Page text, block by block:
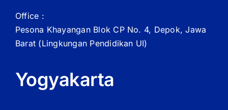
Office :
Pesona Khayangan Blok CP No. 4, Depok, Jawa
Barat (Lingkungan Pendidikan UI)
Yogyakarta